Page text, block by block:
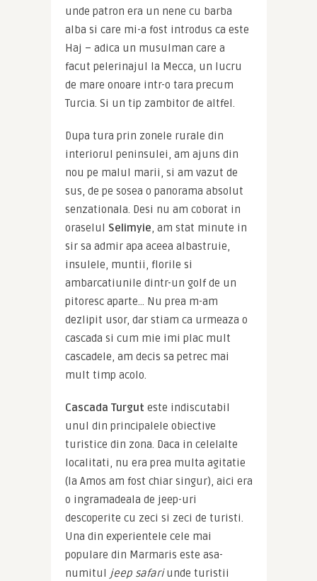
unde patron era un nene cu barba
alba si care mi-a fost introdus ca este
Haj – adica un musulman care a
facut pelerinajul la Mecca, un lucru
de mare onoare intr-o tara precum
Turcia. Si un tip zambitor de altfel.
Dupa tura prin zonele rurale din
interiorul peninsulei, am ajuns din
nou pe malul marii, si am vazut de
sus, de pe sosea o panorama absolut
senzationala. Desi nu am coborat in
oraselul Selimyie, am stat minute in
sir sa admir apa aceea albastruie,
insulele, muntii, florile si
ambarcatiunile dintr-un golf de un
pitoresc aparte… Nu prea m-am
dezlipit usor, dar stiam ca urmeaza o
cascada si cum mie imi plac mult
cascadele, am decis sa petrec mai
mult timp acolo.
Cascada Turgut este indiscutabil
unul din principalele obiective
turistice din zona. Daca in celelalte
localitati, nu era prea multa agitatie
(la Amos am fost chiar singur), aici era
o ingramadeala de jeep-uri
descoperite cu zeci si zeci de turisti.
Una din experientele cele mai
populare din Marmaris este asa-
numitul jeep safari unde turistii